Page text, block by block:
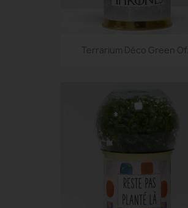
Terrarium Déco Green Of...